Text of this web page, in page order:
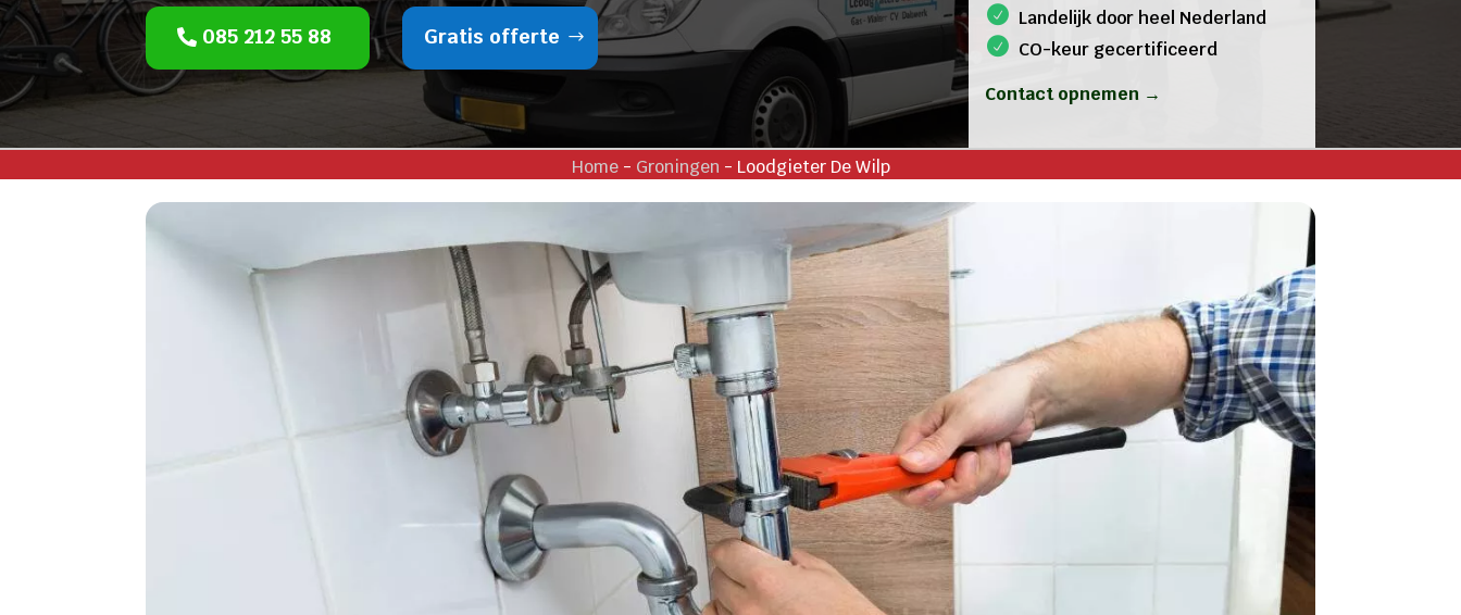
085 212 55 88 Gratis offerte
Landelijk door heel Nederland
CO-keur gecertificeerd
Contact opnemen →
Home- Groningen - Loodgieter De Wilp